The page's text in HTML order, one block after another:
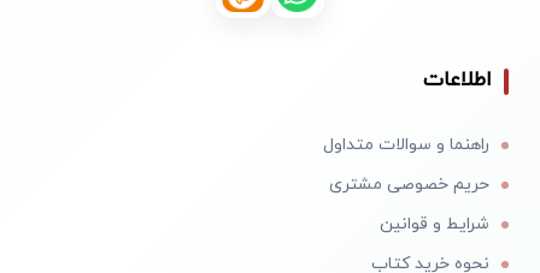
اطلاعات
راهنما و سوالات متداول
حریم خصوصی مشتری
شرایط و قوانین
نحوه خرید کتاب